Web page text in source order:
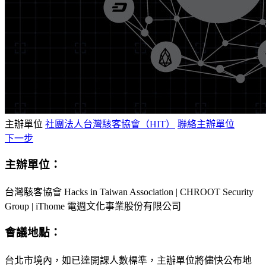
主辦單位 社團法人台灣駭客協會（HIT）
聯絡主辦單位
下一步
主辦單位：
台灣駭客協會 Hacks in Taiwan Association | CHROOT Security
Group | iThome 電週文化事業股份有限公司
會議地點：
台北市境內，如已達開課人數標準，主辦單位將儘快公布地